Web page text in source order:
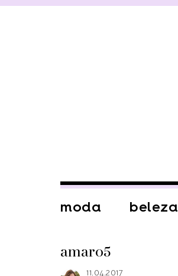
moda beleza
amaro5
11.04.2017